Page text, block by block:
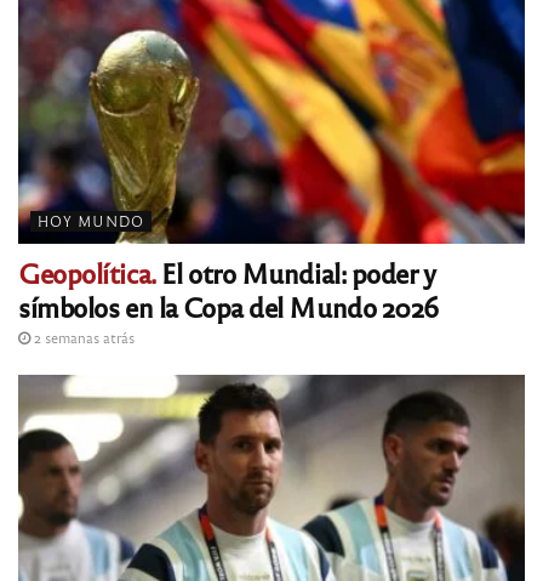
HOY MUNDO
Geopolítica.El otro Mundial: poder y
símbolos en la Copa del Mundo 2026
2 semanas atrás